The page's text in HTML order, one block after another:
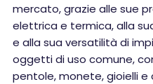
mercato, grazie alle sue
elettrica e termica, alla
e alla sua versatilità di
oggetti di uso comune,
pentole, monete, gioielli